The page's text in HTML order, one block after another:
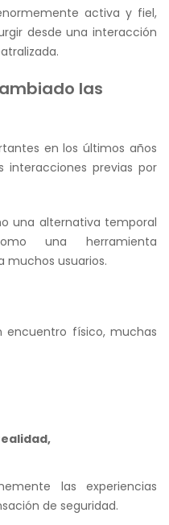
activa y fiel,
desde una interacción
las
en los últimos años
interacciones previas por
una alternativa temporal
una herramienta
usuarios.
físico, muchas
las experiencias
de seguridad.